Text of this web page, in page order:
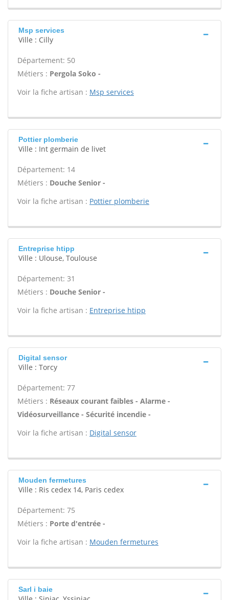
Msp services
Ville : Cilly
Département: 50
Métiers : Pergola Soko -
Voir la fiche artisan : Msp services
Pottier plomberie
Ville : Int germain de livet
Département: 14
Métiers : Douche Senior -
Voir la fiche artisan : Pottier plomberie
Entreprise htipp
Ville : Ulouse, Toulouse
Département: 31
Métiers : Douche Senior -
Voir la fiche artisan : Entreprise htipp
Digital sensor
Ville : Torcy
Département: 77
Métiers : Réseaux courant faibles - Alarme -
Vidéosurveillance - Sécurité incendie -
Voir la fiche artisan : Digital sensor
Mouden fermetures
Ville : Ris cedex 14, Paris cedex
Département: 75
Métiers : Porte d'entrée -
Voir la fiche artisan : Mouden fermetures
Sarl i baie